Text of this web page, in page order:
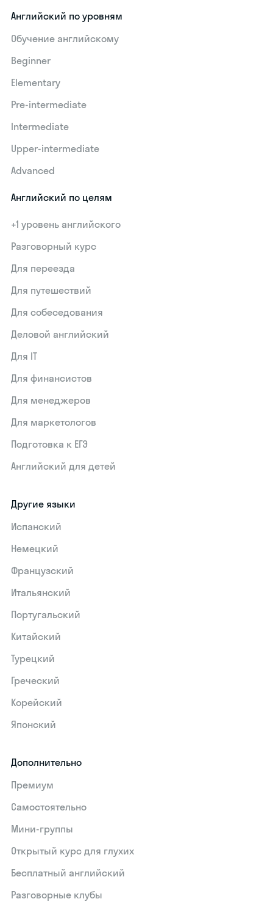
Английский по уровням
Обучение английскому
Beginner
Elementary
Pre-intermediate
Intermediate
Upper-intermediate
Advanced
Английский по целям
+1 уровень английского
Разговорный курс
Для переезда
Для путешествий
Для собеседования
Деловой английский
Для IT
Для финансистов
Для менеджеров
Для маркетологов
Подготовка к ЕГЭ
Английский для детей
Другие языки
Испанский
Немецкий
Французский
Итальянский
Португальский
Китайский
Турецкий
Греческий
Корейский
Японский
Дополнительно
Премиум
Самостоятельно
Мини-группы
Открытый курс для глухих
Бесплатный английский
Разговорные клубы